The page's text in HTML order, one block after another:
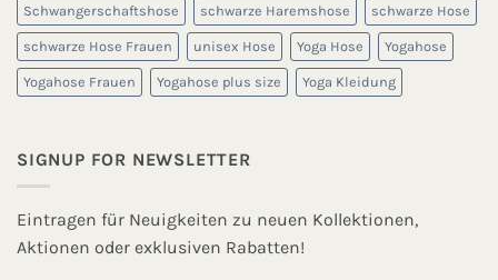
Schwangerschaftshose schwarze Haremshose schwarze Hose
schwarze Hose Frauen unisex Hose Yoga Hose Yogahose
Yogahose Frauen Yogahose plus size Yoga Kleidung
SIGNUP FOR NEWSLETTER
Eintragen für Neuigkeiten zu neuen Kollektionen,
Aktionen oder exklusiven Rabatten!